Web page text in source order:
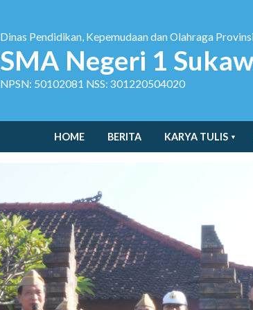
Dinas Pendidikan, Kepemudaan dan Olahraga
SMA Negeri 1
NPSN: 50102081 NSS: 301220504020
HOME BERITA KARYA TULIS